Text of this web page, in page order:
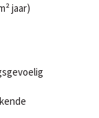
jaar)